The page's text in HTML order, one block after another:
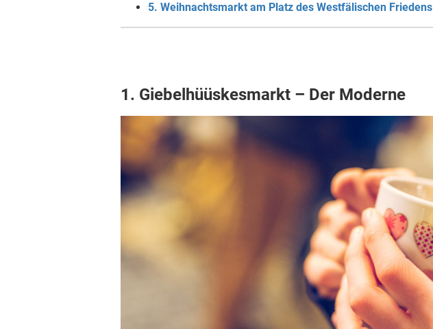
5. Weihnachtsmarkt am Platz des Westfälischen Friedens
1. Giebelhüüskesmarkt – Der Moderne